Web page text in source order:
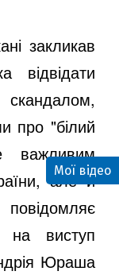
закликав
відвідати
про "білий
важливим
але й
на виступ
Юраша
Мої відео